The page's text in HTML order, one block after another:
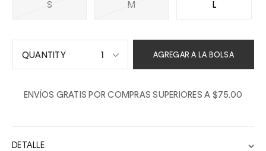
S M L
1
2
AGREGAR A LA BOLSA
ENVÍOS GRATIS POR COMPRAS SUPERIORES A $75.00
DETALLE